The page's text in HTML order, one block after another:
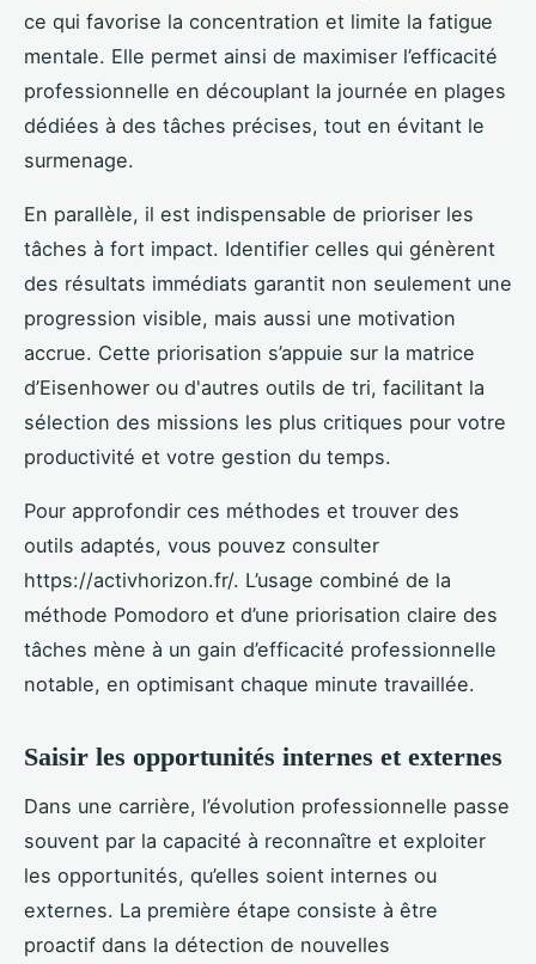
ce qui favorise la concentration et limite la fatigue
mentale. Elle permet ainsi de maximiser l’efficacité
professionnelle en découplant la journée en plages
dédiées à des tâches précises, tout en évitant le
surmenage.
En parallèle, il est indispensable de prioriser les
tâches à fort impact. Identifier celles qui génèrent
des résultats immédiats garantit non seulement une
progression visible, mais aussi une motivation
accrue. Cette priorisation s’appuie sur la matrice
d’Eisenhower ou d'autres outils de tri, facilitant la
sélection des missions les plus critiques pour votre
productivité et votre gestion du temps.
Pour approfondir ces méthodes et trouver des
outils adaptés, vous pouvez consulter
https://activhorizon.fr/. L’usage combiné de la
méthode Pomodoro et d’une priorisation claire des
tâches mène à un gain d’efficacité professionnelle
notable, en optimisant chaque minute travaillée.
Saisir les opportunités internes et externes
Dans une carrière, l’évolution professionnelle passe
souvent par la capacité à reconnaître et exploiter
les opportunités, qu’elles soient internes ou
externes. La première étape consiste à être
proactif dans la détection de nouvelles